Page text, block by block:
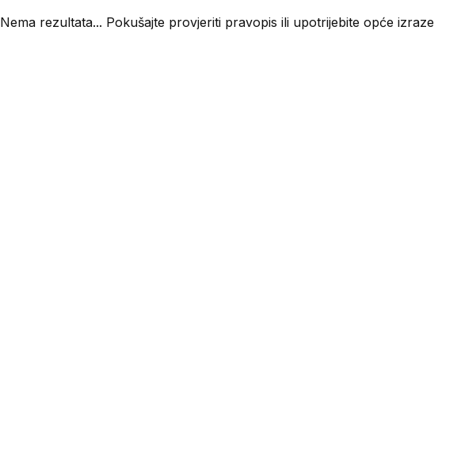
Nema rezultata... Pokušajte provjeriti pravopis ili upotrijebite opće izraze